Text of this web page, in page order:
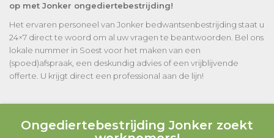
op met Jonker ongediertebestrijding!
Het ervaren personeel van Jonker bedwantsenbestrijding staat u
24×7 direct te woord om al uw vragen te beantwoorden. Bel ons
lokale nummer in Soest voor het maken van een
(spoed)afspraak, een deskundig advies of een vrijblijvende
offerte. U krijgt direct een professional aan de lijn!
Ongediertebestrijding Jonker zoekt